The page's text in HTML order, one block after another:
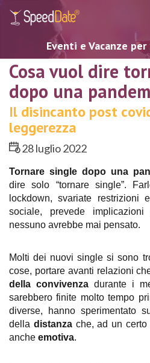
Eventi e Vacanze per
Cosa vuol dire
dopo una
Il disincanto post
leggerezza
28 luglio 2022
Tornare single dopo una
dire solo “tornare single”.
lockdown, svariate restrizioni
sociale, prevede
nessuno avrebbe mai pensato.
Molti dei nuovi single si sono
cose, portare avanti relazioni
della convivenza durante i
sarebbero finite molto tempo
diverse, hanno sperimentato
della distanza che, ad un
anche emotiva.